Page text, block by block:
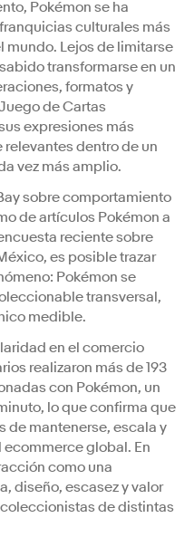
Pokémon se ha
culturales más
mundo. Lejos de limitarse
transformarse en un
formatos y
de Cartas
expresiones más
dentro de un
vez más amplio.
sobre comportamiento
de artículos Pokémon a
reciente sobre
es posible trazar
Pokémon se
transversal,
medible.
en el comercio
realizaron más de 193
con Pokémon, un
lo que confirma que
de mantenerse, escala y
global. En
como una
diseño, escasez y valor
de distintas